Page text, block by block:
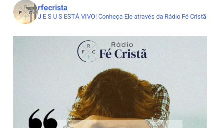
rfecrista
J E S U S ESTÁ VIVO!Conheça Ele através da Rádio Fé Cristã